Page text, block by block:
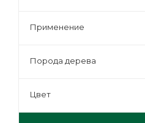
Применение
Порода дерева
Цвет